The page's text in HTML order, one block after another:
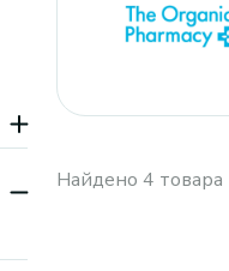
Найдено 4 товара